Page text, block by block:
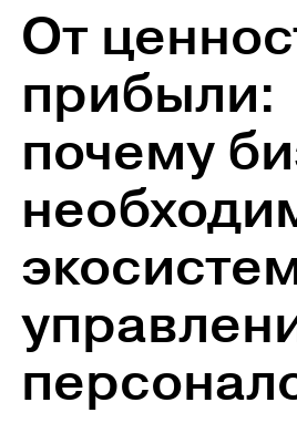
От
прибыли:
почему